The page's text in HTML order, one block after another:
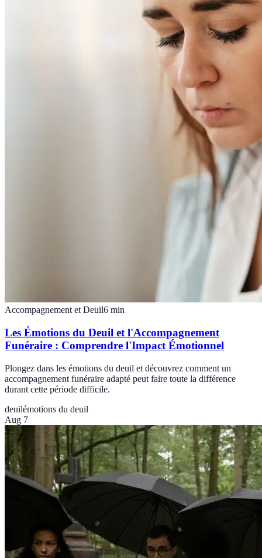
Accompagnement et Deuil6 min
Les Émotions du Deuil et l'Accompagnement
Funéraire : Comprendre l'Impact Émotionnel
Plongez dans les émotions du deuil et découvrez comment un
accompagnement funéraire adapté peut faire toute la différence
durant cette période difficile.
deuilémotions du deuil
Aug 7